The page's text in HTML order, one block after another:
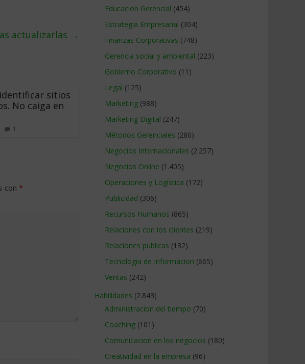
actualizarlas →
sitios
No caiga en
1
con *
Educacion Gerencial (454)
Estrategia Empresarial (304)
Finanzas Corporativas (748)
Gerencia social y ambiental (223)
Gobierno Corporativo (11)
Legal (125)
Marketing (988)
Marketing Digital (247)
Métodos Gerenciales (280)
Negocios Internacionales (2.257)
Negocios Online (1.405)
Operaciones y Logística (172)
Publicidad (306)
Recursos Humanos (865)
Relaciones con los clientes (219)
Relaciones publicas (132)
Tecnologia de Informacion (665)
Ventas (242)
Habilidades (2.843)
Administracion del tiempo (70)
Coaching (101)
Comunicacion en los negocios (180)
Creatividad en la empresa (96)